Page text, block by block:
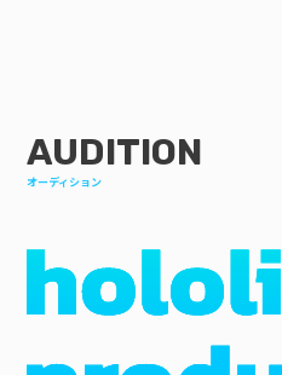
AUDITION
オーディション